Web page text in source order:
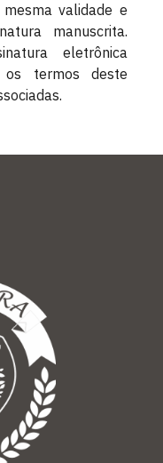
validade e
manuscrita.
eletrônica
termos deste